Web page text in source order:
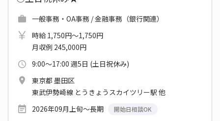
一般事務・OA事務 / 金融事務（銀行関連）
時給 1,750円～1,750円
月収例 245,000円
9:00～17:00 週5日 (土日祝休み)
東京都 墨田区
東武伊勢崎線 とうきょうスカイツリー駅 他
2026年09月上旬～長期
開始日相談OK